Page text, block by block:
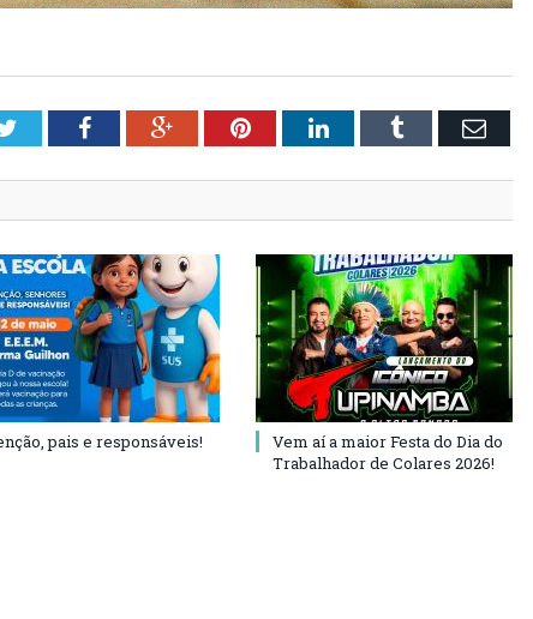
TwitterFacebookGoogle+PinterestLinkedInTumblr Email
pais e responsáveis!
Vem aí a maior Festa do Dia do
Trabalhador de Colares 2026!